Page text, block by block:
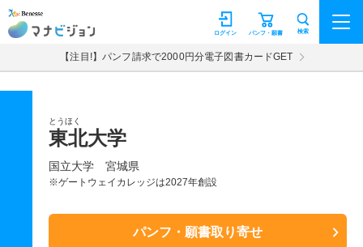
マナビジョン パンフ・願書
ログイン 検索
【注目!】パンフ請求で2000円分電子図書カードGET
とうほく
東北大学
国立大学 宮城県
※ゲートウェイカレッジは2027年創設
パンフ・願書取り寄せ